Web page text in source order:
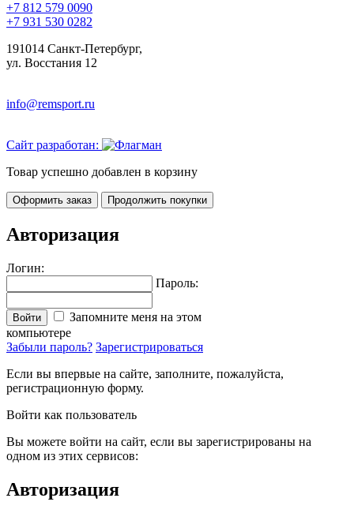
+7 812 579 0090
+7 931 530 0282
191014 Санкт-Петербург,
ул. Восстания 12
info@remsport.ru
Сайт разработан:
Товар успешно добавлен в корзину
Оформить заказ Продолжить покупки
Авторизация
Логин:
Пароль:
Войти
Запомните меня на этом
компьютере
Забыли пароль? Зарегистрироваться
Если вы впервые на сайте, заполните, пожалуйста,
регистрационную форму.
Войти как пользователь
Вы можете войти на сайт, если вы зарегистрированы на
одном из этих сервисов:
Авторизация